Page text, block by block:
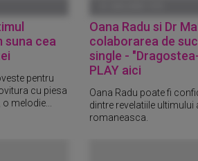
suna cea
pentru
cu piesa
melodie...
Oana Radu si Dr
colaborarea de
single -
PLAY aici
Oana Radu poate fi
dintre revelatiile ultimului
romaneasca.